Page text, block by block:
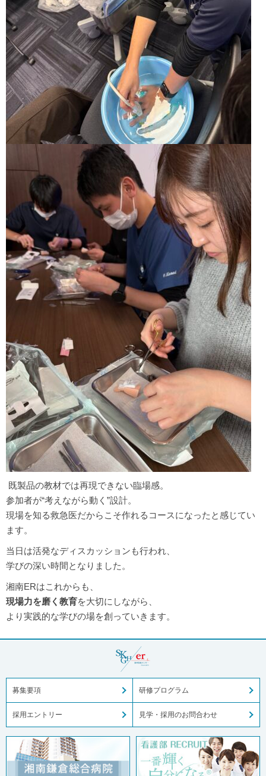
既製品の教材では再現できない臨場感。
参加者が“考えながら動く”設計。
現場を知る救急医だからこそ作れるコースになったと感じてい
ます。
当日は活発なディスカッションも行われ、
学びの深い時間となりました。
湘南ERはこれからも、
現場力を磨く教育を大切にしながら、
より実践的な学びの場を創っていきます。
募集要項 研修プログラム
採用エントリー 見学・採用のお問合わせ